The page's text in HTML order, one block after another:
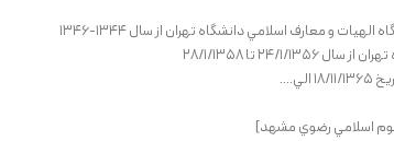
و معارف اسلامي دانشگاه تهران از سال 1344-1346
تا 28/1/1358
اسلامي رضوي مشهد]